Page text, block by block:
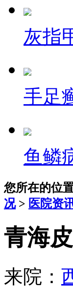
灰指
手足
鱼鳞
您所在的位
况> 医院资
青海
来院：